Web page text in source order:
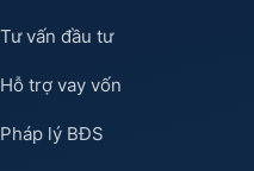
Tư vấn đầu tư
Hỗ trợ vay vốn
Pháp lý BĐS